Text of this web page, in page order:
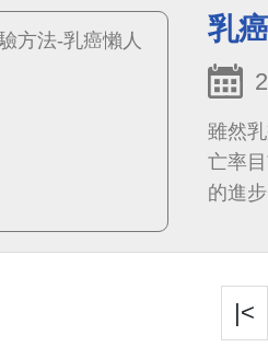
乳
雖然
亡率
的進
|<